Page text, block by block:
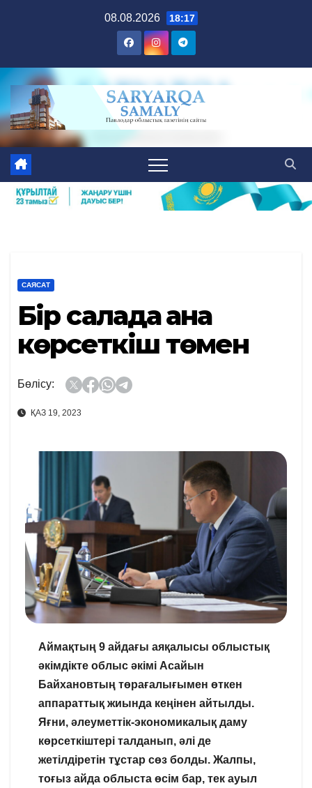
08.08.2026 18:17
САЯСАТ
Бір салада ғана
көрсеткіш төмен
Бөлісу:
ҚАЗ 19, 2023
Аймақтың 9 айдағы аяқалысы облыстық
әкімдікте облыс әкімі Асайын
Байхановтың төрағалығымен өткен
аппараттық жиында кеңінен айтылды.
Яғни, әлеуметтік-экономикалық даму
көрсеткіштері талданып, әлі де
жетілдіретін тұстар сөз болды. Жалпы,
тоғыз айда облыста өсім бар, тек ауыл